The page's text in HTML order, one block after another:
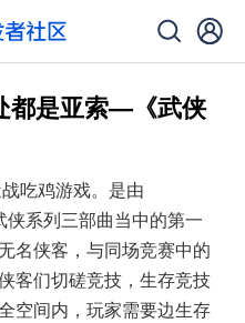
都是亚索—《武侠
吃鸡游戏。是由
系列三部曲当中的第一
名侠客，与同场竞赛中的
客们切磋竞技，生存竞技
空间内，玩家需要边生存